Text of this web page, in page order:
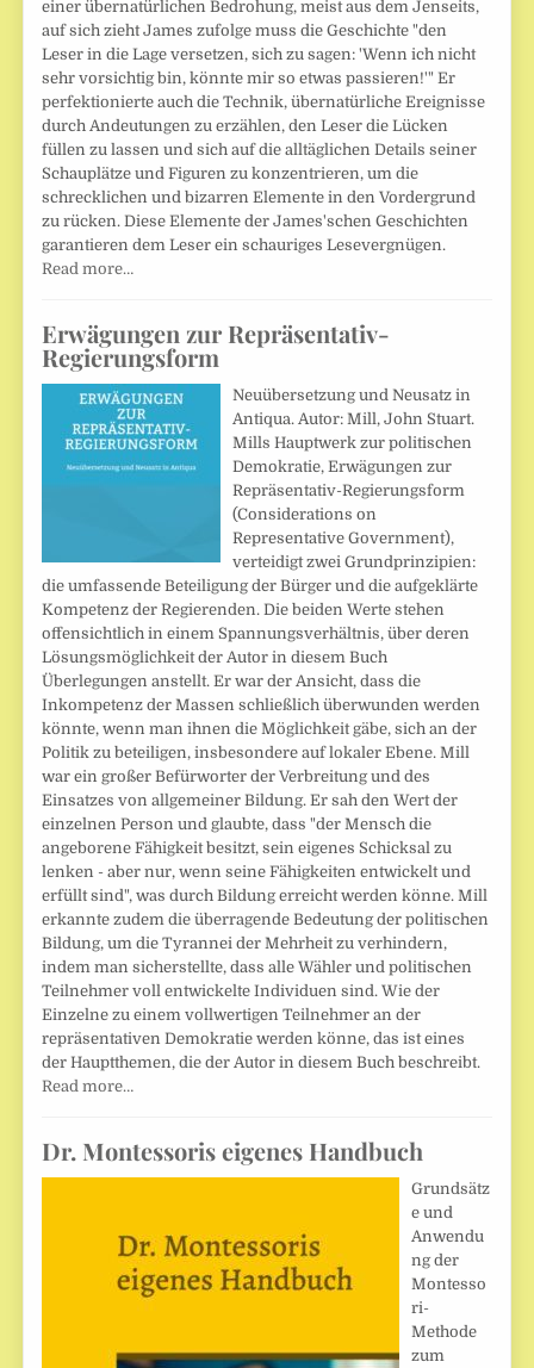
einer übernatürlichen Bedrohung, meist aus dem Jenseits,
auf sich zieht James zufolge muss die Geschichte "den
Leser in die Lage versetzen, sich zu sagen: 'Wenn ich nicht
sehr vorsichtig bin, könnte mir so etwas passieren!'" Er
perfektionierte auch die Technik, übernatürliche Ereignisse
durch Andeutungen zu erzählen, den Leser die Lücken
füllen zu lassen und sich auf die alltäglichen Details seiner
Schauplätze und Figuren zu konzentrieren, um die
schrecklichen und bizarren Elemente in den Vordergrund
zu rücken. Diese Elemente der James'schen Geschichten
garantieren dem Leser ein schauriges Lesevergnügen.
Read more…
Erwägungen zur Repräsentativ-
Regierungsform
Neuübersetzung und Neusatz in
Antiqua. Autor: Mill, John Stuart.
Mills Hauptwerk zur politischen
Demokratie, Erwägungen zur
Repräsentativ-Regierungsform
(Considerations on
Representative Government),
verteidigt zwei Grundprinzipien:
die umfassende Beteiligung der Bürger und die aufgeklärte
Kompetenz der Regierenden. Die beiden Werte stehen
offensichtlich in einem Spannungsverhältnis, über deren
Lösungsmöglichkeit der Autor in diesem Buch
Überlegungen anstellt. Er war der Ansicht, dass die
Inkompetenz der Massen schließlich überwunden werden
könnte, wenn man ihnen die Möglichkeit gäbe, sich an der
Politik zu beteiligen, insbesondere auf lokaler Ebene. Mill
war ein großer Befürworter der Verbreitung und des
Einsatzes von allgemeiner Bildung. Er sah den Wert der
einzelnen Person und glaubte, dass "der Mensch die
angeborene Fähigkeit besitzt, sein eigenes Schicksal zu
lenken - aber nur, wenn seine Fähigkeiten entwickelt und
erfüllt sind", was durch Bildung erreicht werden könne. Mill
erkannte zudem die überragende Bedeutung der politischen
Bildung, um die Tyrannei der Mehrheit zu verhindern,
indem man sicherstellte, dass alle Wähler und politischen
Teilnehmer voll entwickelte Individuen sind. Wie der
Einzelne zu einem vollwertigen Teilnehmer an der
repräsentativen Demokratie werden könne, das ist eines
der Hauptthemen, die der Autor in diesem Buch beschreibt.
Read more…
Dr. Montessoris eigenes Handbuch
Grundsätz
e und
Anwendu
ng der
Montesso
ri-
Methode
zum